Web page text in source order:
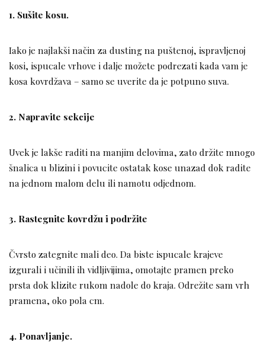
1. Sušite kosu.
Iako je najlakši način za dusting na puštenoj, ispravljenoj
kosi, ispucale vrhove i dalje možete podrezati kada vam je
kosa kovrdžava – samo se uverite da je potpuno suva.
2. Napravite sekcije
Uvek je lakše raditi na manjim delovima, zato držite mnogo
šnalica u blizini i povucite ostatak kose unazad dok radite
na jednom malom delu ili namotu odjednom.
3. Rastegnite kovrdžu i podržite
Čvrsto zategnite mali deo. Da biste ispucale krajeve
izgurali i učinili ih vidljivijima, omotajte pramen preko
prsta dok klizite rukom nadole do kraja. Odrežite sam vrh
pramena, oko pola cm.
4. Ponavljanje.